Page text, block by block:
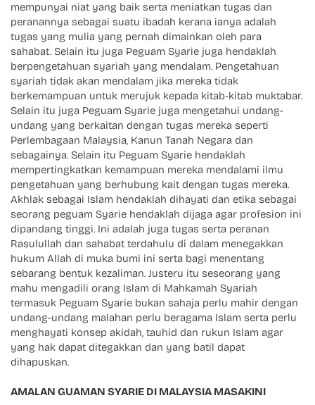
mempunyai niat yang baik serta meniatkan tugas dan
peranannya sebagai suatu ibadah kerana ianya adalah
tugas yang mulia yang pernah dimainkan oleh para
sahabat. Selain itu juga Peguam Syarie juga hendaklah
berpengetahuan syariah yang mendalam. Pengetahuan
syariah tidak akan mendalam jika mereka tidak
berkemampuan untuk merujuk kepada kitab-kitab muktabar.
Selain itu juga Peguam Syarie juga mengetahui undang-
undang yang berkaitan dengan tugas mereka seperti
Perlembagaan Malaysia, Kanun Tanah Negara dan
sebagainya. Selain itu Peguam Syarie hendaklah
mempertingkatkan kemampuan mereka mendalami ilmu
pengetahuan yang berhubung kait dengan tugas mereka.
Akhlak sebagai Islam hendaklah dihayati dan etika sebagai
seorang peguam Syarie hendaklah dijaga agar profesion ini
dipandang tinggi. Ini adalah juga tugas serta peranan
Rasulullah dan sahabat terdahulu di dalam menegakkan
hukum Allah di muka bumi ini serta bagi menentang
sebarang bentuk kezaliman. Justeru itu seseorang yang
mahu mengadili orang Islam di Mahkamah Syariah
termasuk Peguam Syarie bukan sahaja perlu mahir dengan
undang-undang malahan perlu beragama Islam serta perlu
menghayati konsep akidah, tauhid dan rukun Islam agar
yang hak dapat ditegakkan dan yang batil dapat
dihapuskan.
AMALAN GUAMAN SYARIE DI MALAYSIA MASAKINI